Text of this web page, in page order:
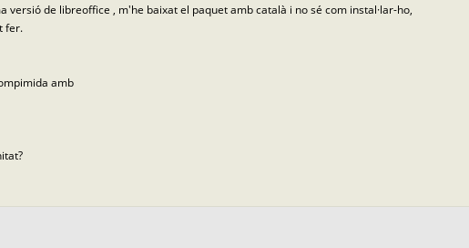
versió de libreoffice , m'he baixat el paquet amb català i no sé com instal·lar-ho,
fer.
amb